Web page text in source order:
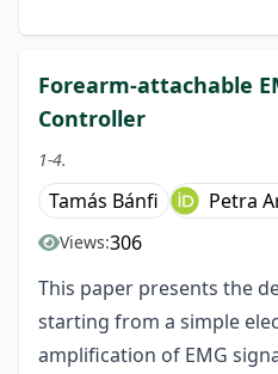
Forearm-attachable
Controller
1-4.
Tamás Bánfi Petra
Views:306
This paper presents the
starting from a simple
amplification of EMG